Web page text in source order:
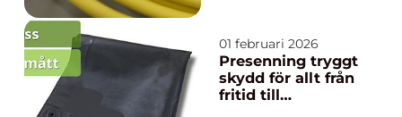
industrins styrsystem
är ledningar och
kontakter
nervsystemet som får
01 februari 2026
Presenning tryggt
skydd för allt från
fritid till